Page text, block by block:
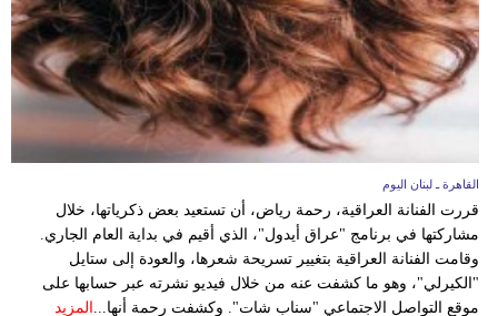
القاهرة ـ لبنان اليوم
قررت الفنانة العراقية، رحمة رياض، أن تستعيد بعض ذكرياتها، خلال
مشاركتها في برنامج "عراق أيدول"، الذي أقيم في بداية العام الجاري.
وقامت الفنانة العراقية بتغيير تسريحة شعرها، والعودة إلى ستايل
"الكيرلي"، وهو ما كشفت عنه من خلال فيديو نشرته عبر حسابها على
موقع التواصل الاجتماعي "سناب شات". وكشفت رحمة أنها... المزيد